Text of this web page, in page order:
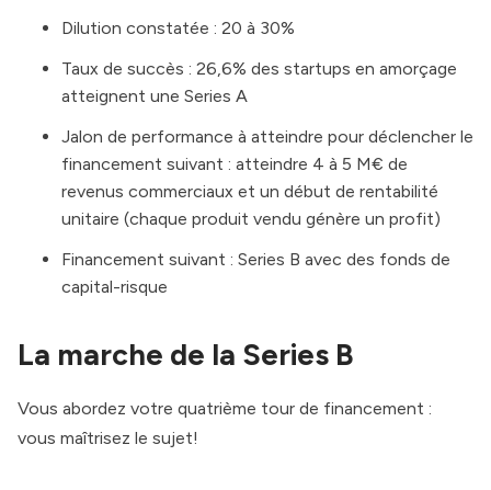
Dilution constatée : 20 à 30%
Taux de succès : 26,6% des startups en amorçage
atteignent une Series A
Jalon de performance à atteindre pour déclencher le
financement suivant : atteindre 4 à 5 M€ de
revenus commerciaux et un début de rentabilité
unitaire (chaque produit vendu génère un profit)
Financement suivant : Series B avec des fonds de
capital-risque
La marche de la Series B
Vous abordez votre quatrième tour de financement :
vous maîtrisez le sujet!